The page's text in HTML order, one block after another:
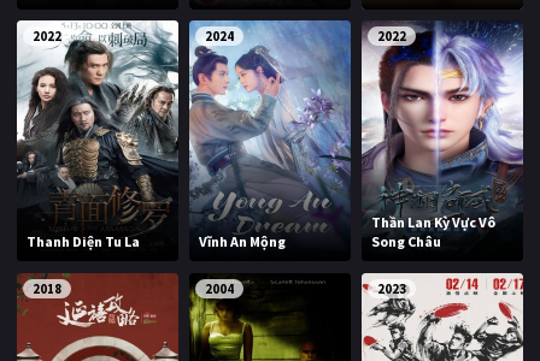
2022
Thanh Diện Tu La
2024
Vĩnh An Mộng
2022
Thần Lan Kỳ Vực Vô
Song Châu
2018 2004 2023